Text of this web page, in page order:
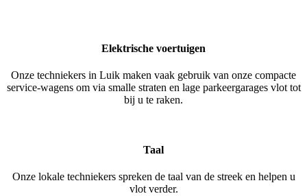
Elektrische voertuigen
Onze techniekers in Luik maken vaak gebruik van onze compacte
service-wagens om via smalle straten en lage parkeergarages vlot tot
bij u te raken.
Taal
Onze lokale techniekers spreken de taal van de streek en helpen u
vlot verder.